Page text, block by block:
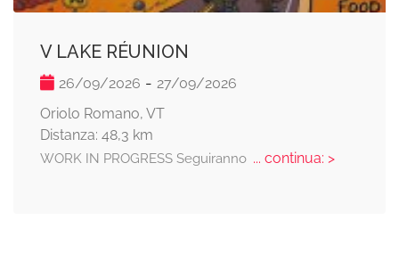
V LAKE RÉUNION
26/09/2026 - 27/09/2026
Oriolo Romano, VT
Distanza: 48,3 km
WORK IN PROGRESS Seguiranno... continua: >